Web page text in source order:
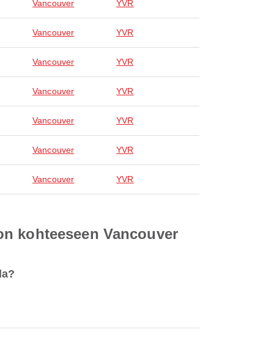
Vancouver YVR
Vancouver YVR
Vancouver YVR
Vancouver YVR
Vancouver YVR
Vancouver YVR
Vancouver YVR
kohteeseen Vancouver